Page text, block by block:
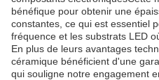
bénéfique pour obtenir une
constantes, ce qui est essentiel
fréquence et les substrats LED
En plus de leurs avantages
céramique bénéficient d'une
qui souligne notre engagement